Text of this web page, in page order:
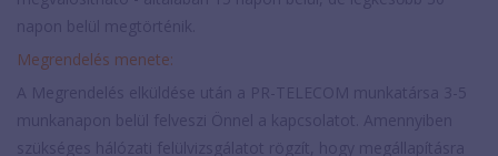
Megrendelés menete: